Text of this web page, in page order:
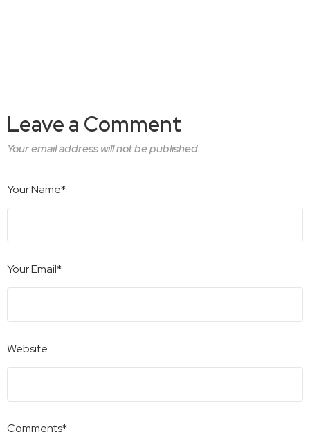
Leave a Comment
Your email address will not be published.
Comments*
Your Name*
Your Email*
Website